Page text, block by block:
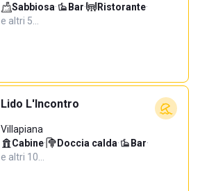
Sabbiosa· Bar· Ristorante·
e altri 5…
Lido L'Incontro
Villapiana
Cabine· Doccia calda· Bar·
e altri 10…